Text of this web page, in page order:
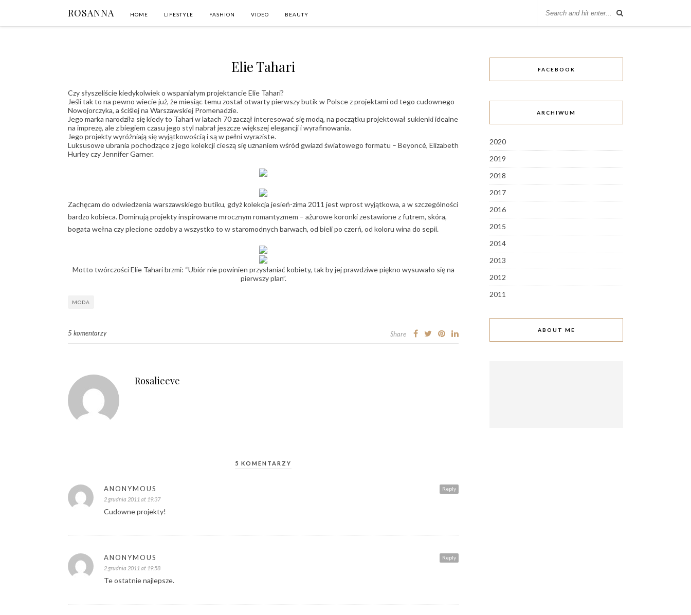
ROSANNA HOME LIFESTYLE FASHION VIDEO BEAUTY
Elie Tahari
Czy słyszeliście kiedykolwiek o wspaniałym projektancie Elie Tahari?
Jeśli tak to na pewno wiecie już, że miesiąc temu został otwarty pierwszy butik w Polsce z projektami od tego cudownego
Nowojorczyka, a ściślej na Warszawskiej Promenadzie.
Jego marka narodziła się kiedy to Tahari w latach 70 zaczął interesować się modą, na początku projektował sukienki idealne
na imprezę, ale z biegiem czasu jego styl nabrał jeszcze większej elegancji i wyrafinowania.
Jego projekty wyróżniają się wyjątkowością i są w pełni wyraziste.
Luksusowe ubrania pochodzące z jego kolekcji cieszą się uznaniem wśród gwiazd światowego formatu – Beyoncé, Elizabeth
Hurley czy Jennifer Garner.
Zachęcam do odwiedzenia warszawskiego butiku, gdyż kolekcja jesień-zima 2011 jest wprost wyjątkowa, a w szczególności
bardzo kobieca. Dominują projekty inspirowane mrocznym romantyzmem – ażurowe koronki zestawione z futrem, skóra,
bogata wełna czy plecione ozdoby a wszystko to w staromodnych barwach, od bieli po czerń, od koloru wina do sepii.
Motto twórczości Elie Tahari brzmi: “Ubiór nie powinien przysłaniać kobiety, tak by jej prawdziwe piękno wysuwało się na
pierwszy plan”.
MODA
5 komentarzy Share
Rosalieeve
5 KOMENTARZY
Reply
ANONYMOUS
2 grudnia 2011 at 19:37
Cudowne projekty!
Reply
ANONYMOUS
2 grudnia 2011 at 19:58
Te ostatnie najlepsze.
FACEBOOK
ARCHIWUM
2020
2019
2018
2017
2016
2015
2014
2013
2012
2011
ABOUT ME